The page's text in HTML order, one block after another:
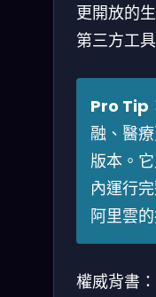
更開放的
第三方工具
Pro Tip
融、醫
版本。
內運行
阿里雲
權威背書